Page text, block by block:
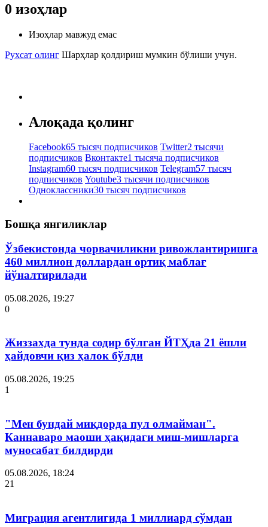
0 изоҳлар
Изоҳлар мавжуд емас
Рухсат олинг Шарҳлар қолдириш мумкин бўлиши учун.
Алоқада қолинг
Facebook65 тысяч подписчиков Twitter2 тысячи
подписчиков Вконтакте1 тысяча подписчиков
Instagram60 тысяч подписчиков Telegram57 тысяч
подписчиков Youtube3 тысячи подписчиков
Одноклассники30 тысяч подписчиков
Бошқа янгиликлар
Ўзбекистонда чорвачиликни ривожлантиришга
460 миллион доллардан ортиқ маблағ
йўналтирилади
05.08.2026, 19:27
0
Жиззахда тунда содир бўлган ЙТҲда 21 ёшли
ҳайдовчи қиз ҳалок бўлди
05.08.2026, 19:25
1
"Мен бундай миқдорда пул олмайман".
Каннаваро маоши ҳақидаги миш-мишларга
муносабат билдирди
05.08.2026, 18:24
21
Миграция агентлигида 1 миллиард сўмдан